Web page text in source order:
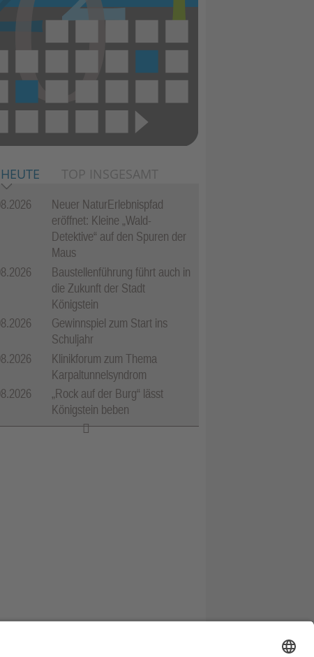
TOP INSGESAMT
Neuer NaturErlebnispfad
eröffnet: Kleine „Wald-
Detektive“ auf den Spuren der
Maus
Baustellenführung führt auch in
die Zukunft der Stadt
Königstein
Gewinnspiel zum Start ins
Schuljahr
Klinikforum zum Thema
Karpaltunnelsyndrom
„Rock auf der Burg“ lässt
Königstein beben